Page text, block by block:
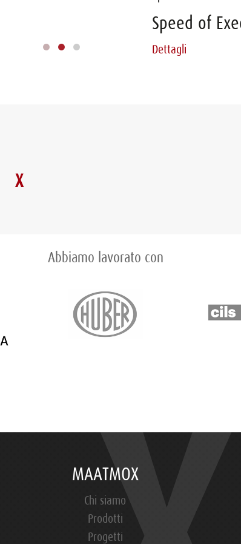
FARMACEUTICA -
Speed of
Abbiamo lavorato con
MAATMOX
Chi siamo
Prodotti
Progetti